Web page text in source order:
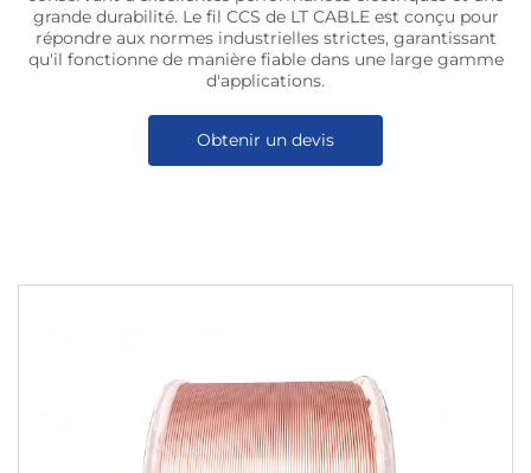
grande durabilité. Le fil CCS de LT CABLE est conçu pour
répondre aux normes industrielles strictes, garantissant
qu'il fonctionne de manière fiable dans une large gamme
d'applications.
Obtenir un devis